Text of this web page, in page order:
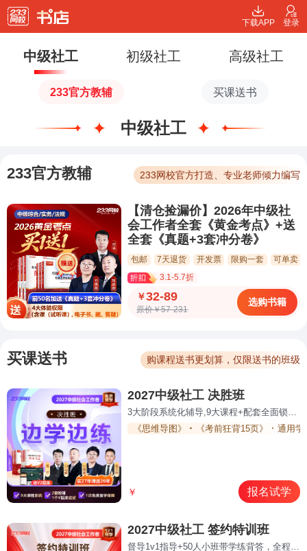
下载APP 登录
中级社工 初级社工 高级社工
233官方教辅 买课送书
中级社工
233官方教辅 233网校官方打造、专业老师倾力编写
【清仓捡漏价】2026年中级社
会工作者全套《黄金考点》+送
全套《真题+3套冲分卷》
包邮 7天退货 开发票 限购一套
可单卖
3.1-5.7折
￥32-89
原价￥57-231
选购书籍
买课送书 购课程送书更划算，仅限送书的班级
2027中级社工 决胜班
《思维导图》
《考前狂背15页》 通用学
￥ 报名试学
2027中级社工 签约特训班